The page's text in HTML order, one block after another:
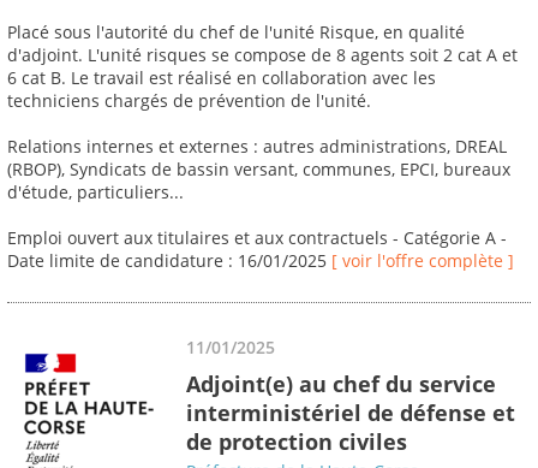
Placé sous l'autorité du chef de l'unité Risque, en qualité
d'adjoint. L'unité risques se compose de 8 agents soit 2 cat A et
6 cat B. Le travail est réalisé en collaboration avec les
techniciens chargés de prévention de l'unité.
Relations internes et externes : autres administrations, DREAL
(RBOP), Syndicats de bassin versant, communes, EPCI, bureaux
d'étude, particuliers...
Emploi ouvert aux titulaires et aux contractuels - Catégorie A -
Date limite de candidature : 16/01/2025 [ voir l'offre complète ]
11/01/2025
Adjoint(e) au chef du service
interministériel de défense et
de protection civiles